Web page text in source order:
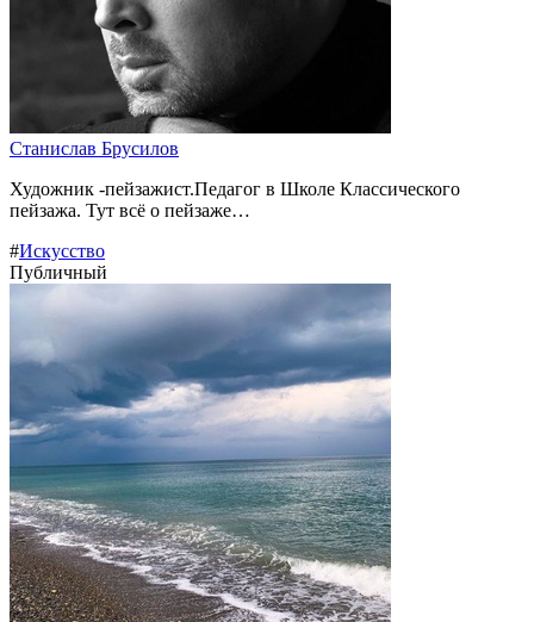
Станислав Брусилов
Художник -пейзажист.Педагог в Школе Классического
пейзажа. Тут всё о пейзаже…
#Искусство
Публичный